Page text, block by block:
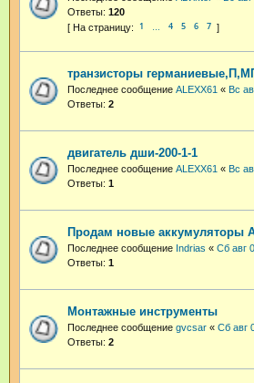
Ответы: 120
1 4 5 6 7
транзисторы
Последнее сообщение ALEXX61 « Вс
Ответы: 2
двигатель дши-200-1-1
Последнее сообщение ALEXX61 « Вс
Ответы: 1
Продам новые аккумуляторы
Последнее сообщение Indrias « Сб авг
Ответы: 1
Монтажные инструменты
Последнее сообщение gvcsar « Сб авг
Ответы: 2